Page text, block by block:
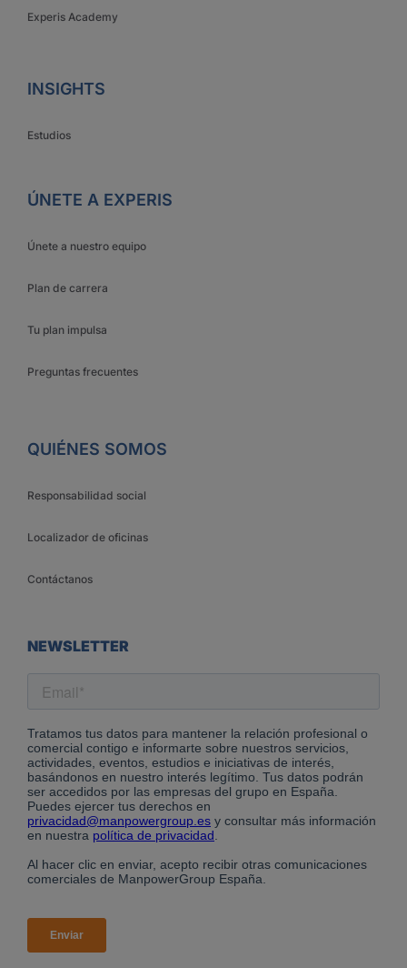
Experis Academy
INSIGHTS
Estudios
ÚNETE A EXPERIS
Únete a nuestro equipo
Plan de carrera
Tu plan impulsa
Preguntas frecuentes
QUIÉNES SOMOS
Responsabilidad social
Localizador de oficinas
Contáctanos
NEWSLETTER